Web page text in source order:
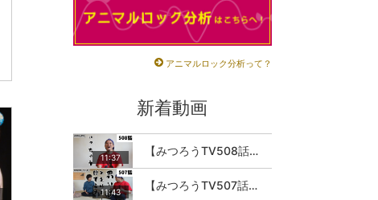
アニマルロック分析って？
新着動画
11:37 【みつろうTV508話】さとうみつろう『サトレル男塾』編④「“毎日”が変わります。楽しく」
11:43 【みつろうTV507話】さとうみつろう『サトレル男塾』編③「快楽は“自分のカラダの内側”にしかない」